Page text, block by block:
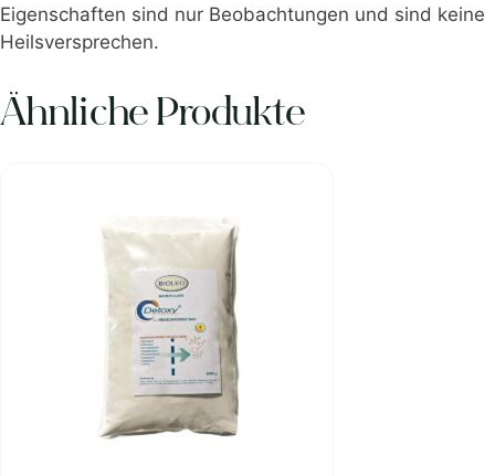
Eigenschaften sind nur Beobachtungen und sind keine
Heilsversprechen.
Ähnliche Produkte